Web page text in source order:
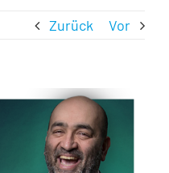
Zurück Vor